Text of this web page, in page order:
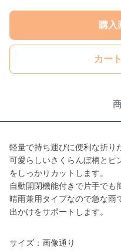
購入
カー
軽量で持ち運びに便利な折り
可愛らしいさくらんぼ柄とピ
をしっかりカットします。
自動開閉機能付きで片手でも
晴雨兼用タイプなので急な雨
出かけをサポートします。
サイズ：画像通り